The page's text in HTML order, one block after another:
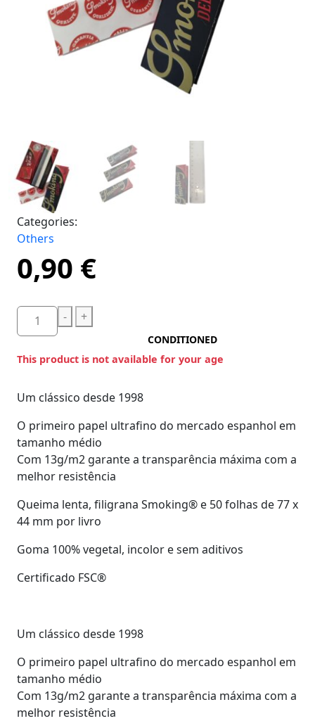
Categories:
Others
0,90 €
- +
CONDITIONED
This product is not available for your age
Um clássico desde 1998
O primeiro papel ultrafino do mercado espanhol em
tamanho médio
Com 13g/m2 garante a transparência máxima com a
melhor resistência
Queima lenta, filigrana Smoking® e 50 folhas de 77 x
44 mm por livro
Goma 100% vegetal, incolor e sem aditivos
Certificado FSC®
Um clássico desde 1998
O primeiro papel ultrafino do mercado espanhol em
tamanho médio
Com 13g/m2 garante a transparência máxima com a
melhor resistência